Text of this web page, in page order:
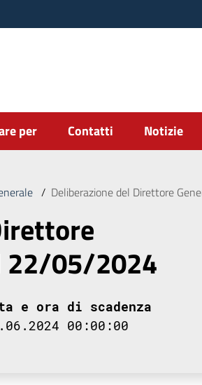
per Contatti Notizie
/ Deliberazione del Direttore
22/05/2024
e ora di scadenza
00:00:00